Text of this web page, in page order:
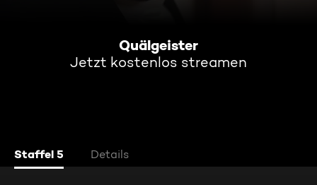
Quälgeister
Jetzt kostenlos streamen
Staffel 5 Details